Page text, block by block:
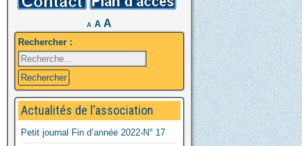
A A A
Rechercher :
Actualités de l’association
Petit journal Fin d’année 2022-N° 17